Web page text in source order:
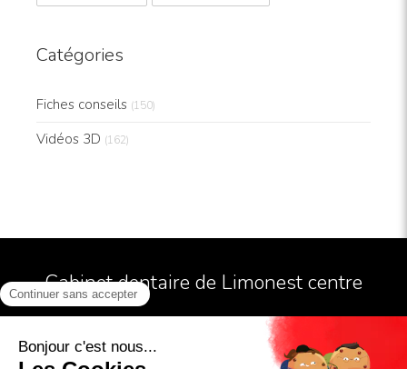
Catégories
Fiches conseils (150)
Vidéos 3D (162)
Cabinet dentaire de Limonest centre
Conditions Générales Utilisation